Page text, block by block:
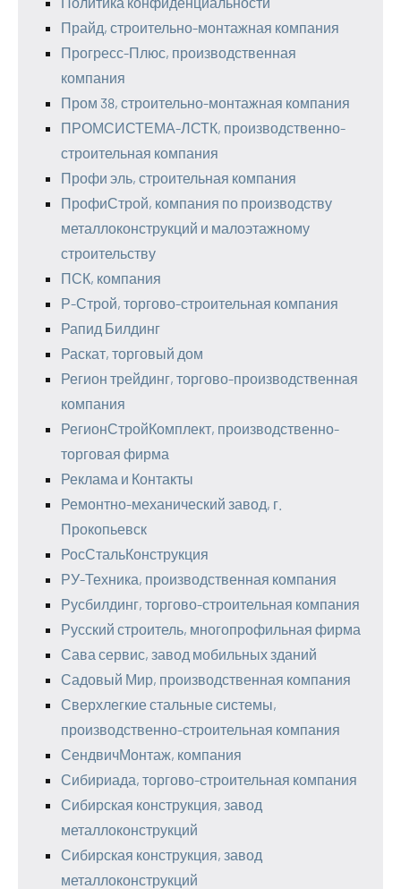
Прайд, строительно-монтажная компания
Прогресс-Плюс, производственная
компания
Пром 38, строительно-монтажная компания
ПРОМСИСТЕМА-ЛСТК, производственно-
строительная компания
Профи эль, строительная компания
ПрофиСтрой, компания по производству
металлоконструкций и малоэтажному
строительству
ПСК, компания
Р-Строй, торгово-строительная компания
Рапид Билдинг
Раскат, торговый дом
Регион трейдинг, торгово-производственная
компания
РегионСтройКомплект, производственно-
торговая фирма
Реклама и Контакты
Ремонтно-механический завод, г.
Прокопьевск
РосСтальКонструкция
РУ-Техника, производственная компания
Русбилдинг, торгово-строительная компания
Русский строитель, многопрофильная фирма
Сава сервис, завод мобильных зданий
Садовый Мир, производственная компания
Сверхлегкие стальные системы,
производственно-строительная компания
СендвичМонтаж, компания
Сибириада, торгово-строительная компания
Сибирская конструкция, завод
металлоконструкций
Сибирская конструкция, завод
металлоконструкций